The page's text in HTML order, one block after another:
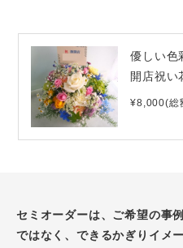
優しい色
開店祝い
¥8,000(総
セミオーダーは、ご希望の事
ではなく、できるかぎりイメ